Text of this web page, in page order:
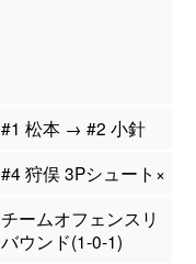
#1 松本 → #2 小針
#4 狩俣 3Pシュート×
チームオフェンスリ
バウンド(1-0-1)